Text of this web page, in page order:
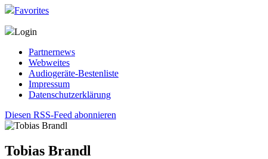
Favorites
Login
Partnernews
Webweites
Audiogeräte-Bestenliste
Impressum
Datenschutzerklärung
Diesen RSS-Feed abonnieren
Tobias Brandl